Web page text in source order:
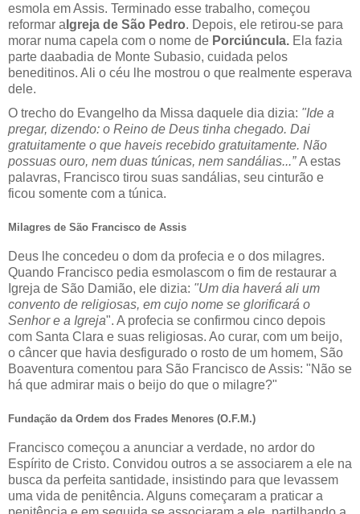
esmola em Assis. Terminado esse trabalho, começou
reformar a Igreja de São Pedro. Depois, ele retirou-se para
morar numa capela com o nome de Porciúncula. Ela fazia
parte daabadia de Monte Subasio, cuidada pelos
beneditinos. Ali o céu lhe mostrou o que realmente esperava
dele.
O trecho do Evangelho da Missa daquele dia dizia: "Ide a
pregar, dizendo: o Reino de Deus tinha chegado. Dai
gratuitamente o que haveis recebido gratuitamente. Não
possuas ouro, nem duas túnicas, nem sandálias...”A estas
palavras, Francisco tirou suas sandálias, seu cinturão e
ficou somente com a túnica.
Milagres de São Francisco de Assis
Deus lhe concedeu o dom da profecia e o dos milagres.
Quando Francisco pedia esmolascom o fim de restaurar a
Igreja de São Damião, ele dizia: "Um dia haverá ali um
convento de religiosas, em cujo nome se glorificará o
Senhor e a Igreja". A profecia se confirmou cinco depois
com Santa Clara e suas religiosas. Ao curar, com um beijo,
o câncer que havia desfigurado o rosto de um homem, São
Boaventura comentou para São Francisco de Assis: "Não se
há que admirar mais o beijo do que o milagre?"
Fundação da Ordem dos Frades Menores (O.F.M.)
Francisco começou a anunciar a verdade, no ardor do
Espírito de Cristo. Convidou outros a se associarem a ele na
busca da perfeita santidade, insistindo para que levassem
uma vida de penitência. Alguns começaram a praticar a